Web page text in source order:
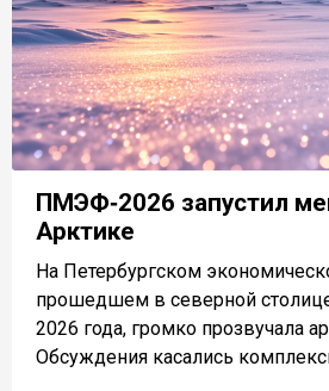
ПМЭФ‑2026 запустил
Арктике
На Петербургском
прошедшем в северной
2026 года, громко прозвучала
Обсуждения касались